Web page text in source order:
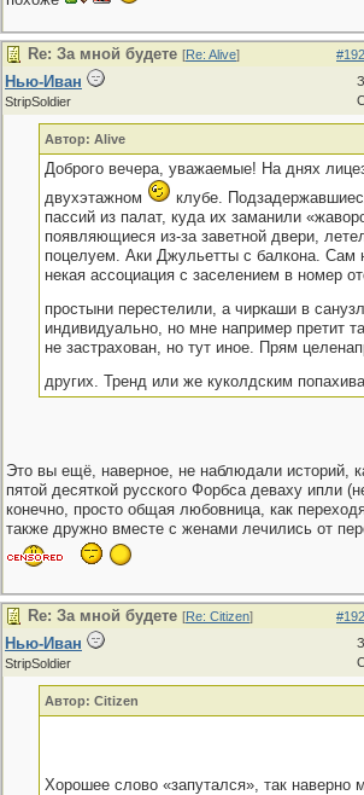
Re: За мной будете [Re: Alive]
Нью-Иван
StripSoldier
Автор: Alive
Доброго вечера, уважаемые! На днях
двухэтажном
клубе.
пассий из палат, куда их заманили
появляющиеся из-за заветной двери,
поцелуем. Аки Джульетты с балкона. Сам
некая ассоциация с заселением в номер
простыни перестелили, а чиркаши в
индивидуально, но мне например претит
не застрахован, но тут иное. Прям
других. Тренд или же куколдским
Это вы ещё, наверное, не наблюдали историй,
пятой десяткой русского Форбса деваху ипли
конечно, просто общая любовница, как
также дружно вместе с женами лечились от
Re: За мной будете [Re: Citizen]
Нью-Иван
StripSoldier
Автор: Citizen
Хорошее слово «запутался», так